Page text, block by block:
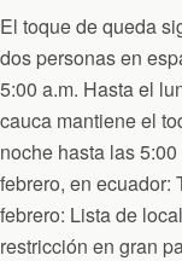
El toque de queda
dos personas en
5:00 a.m. Hasta el
cauca mantiene el
noche hasta las
febrero, en ecuador:
febrero: Lista de
restricción en gran